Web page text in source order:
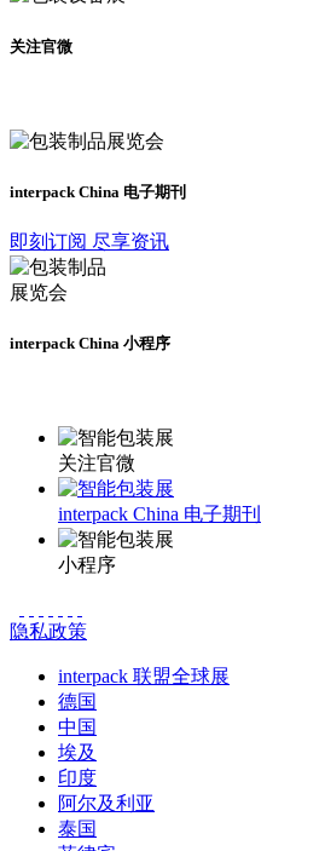
关注官微
interpack China 电子期刊
即刻订阅 尽享资讯
interpack China 小程序
关注官微
interpack China 电子期刊
小程序
隐私政策
interpack 联盟全球展
德国
中国
埃及
印度
阿尔及利亚
泰国